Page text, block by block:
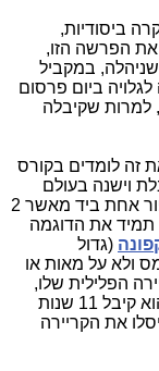
ביסודיות,
את הפרשה הזו,
במקביל
ביום פרסום
למרות שקיבלה
זה לומדים בקורס
וישנה בעולם
החקירות הפליליות האומרת בקצרה: "טוב ציפור אחת ביד מאשר 2
תמיד את הדוגמה
(גדול
ולא על מאות או
הפלילית שלו,
שכללה עשרות רציחות ושאר מעשים טובים. הוא קיבל 11 שנות
את הקריירה